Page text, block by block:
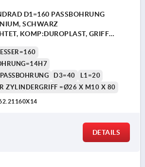
D1=160 PASSBOHRUNG
SCHWARZ
KOMP:DUROPLAST, GRIFF
D3=40
L1=20
ZYLINDERGRIFF =Ø26 X M10 X 80
DETAILS